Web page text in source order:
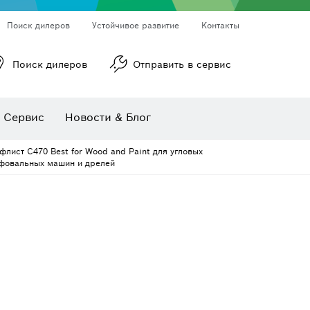
Поиск дилеров Устойчивое развитие Контакты
Поиск дилеров Отправить в сервис
Сервис Новости & Блог
C470 Best for Wood and Paint для угловых
машин и дрелей